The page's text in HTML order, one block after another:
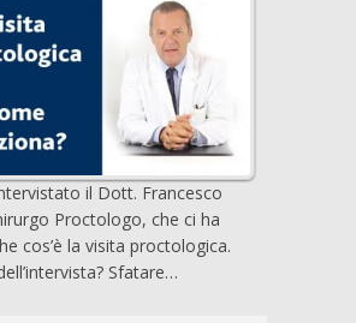
il Dott. Francesco
Proctologo, che ci ha
cos’è la visita proctologica.
Sfatare…